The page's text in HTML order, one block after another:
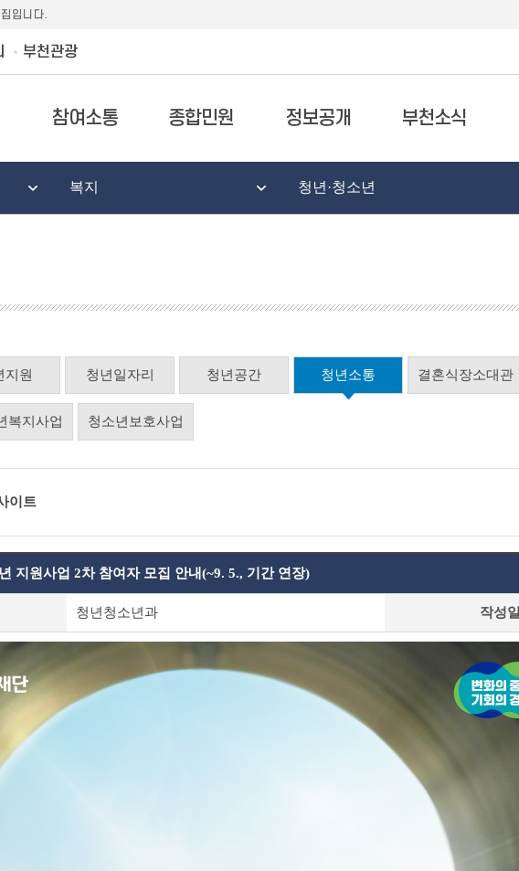
입니다.
부천관광
참여소통 종합민원 정보공개 부천소식
복지 청년·청소년
지원 청년일자리 청년공간 청년소통 결혼식장소대관
복지사업 청소년보호사업
이트
지원사업 2차 참여자 모집 안내(~9. 5., 기간 연장)
청년청소년과 작성일